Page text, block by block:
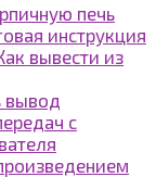
печь
инструкция
вывести из
вывод
с